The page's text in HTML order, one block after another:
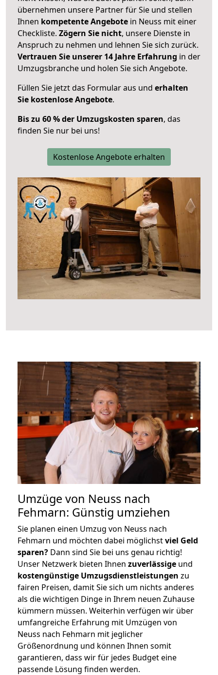
übernehmen unsere Partner für Sie und stellen
Ihnen kompetente Angebote in Neuss mit einer
Checkliste. Zögern Sie nicht, unsere Dienste in
Anspruch zu nehmen und lehnen Sie sich zurück.
Vertrauen Sie unserer 14 Jahre Erfahrung in der
Umzugsbranche und holen Sie sich Angebote.
Füllen Sie jetzt das Formular aus und erhalten
Sie kostenlose Angebote.
Bis zu 60 % der Umzugskosten sparen, das
finden Sie nur bei uns!
Kostenlose Angebote erhalten
Umzüge von Neuss nach
Fehmarn: Günstig umziehen
Sie planen einen Umzug von Neuss nach
Fehmarn und möchten dabei möglichstviel Geld
sparen? Dann sind Sie bei uns genau richtig!
Unser Netzwerk bieten Ihnen zuverlässige und
kostengünstige Umzugsdienstleistungen zu
fairen Preisen, damit Sie sich um nichts anderes
als die wichtigen Dinge in Ihrem neuen Zuhause
kümmern müssen. Weiterhin verfügen wir über
umfangreiche Erfahrung mit Umzügen von
Neuss nach Fehmarn mit jeglicher
Größenordnung und können Ihnen somit
garantieren, dass wir für jedes Budget eine
passende Lösung finden werden.